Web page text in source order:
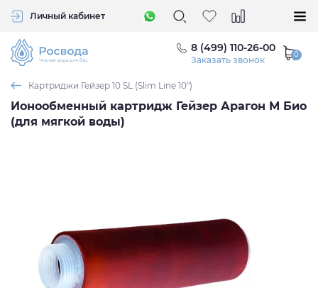
Личный кабинет
8 (499) 110-26-00
Заказать звонок
Картриджи Гейзер 10 SL (Slim Line 10")
Ионообменный картридж Гейзер Арагон М Био
(для мягкой воды)